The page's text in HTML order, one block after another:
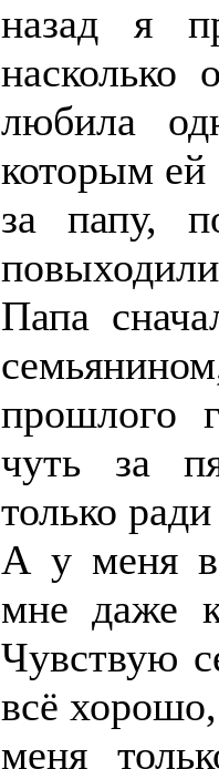
назад я
насколько
любила
которым
за папу,
Папа
прошлого
чуть за
только
А у меня в
мне даже
Чувствую
всё
меня